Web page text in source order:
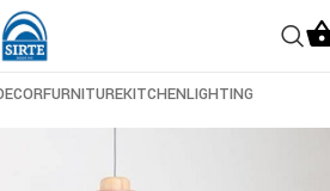
FURNITUREKITCHENLIGHTING